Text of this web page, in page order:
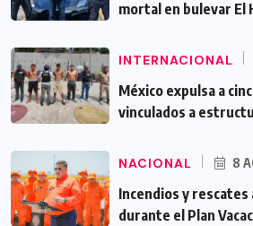
mortal en bulevar El
INTERNACIONAL
México expulsa a
vinculados a
NACIONAL 8
Incendios y
durante el Plan